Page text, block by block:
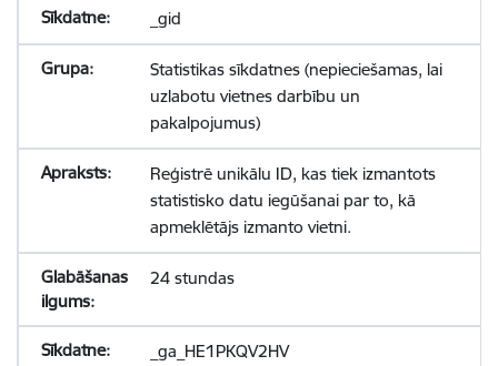
_gid
Statistikas sīkdatnes (nepieciešamas, lai
uzlabotu vietnes darbību un
pakalpojumus)
Reģistrē unikālu ID, kas tiek izmantots
statistisko datu iegūšanai par to, kā
apmeklētājs izmanto vietni.
24 stundas
_ga_HE1PKQV2HV